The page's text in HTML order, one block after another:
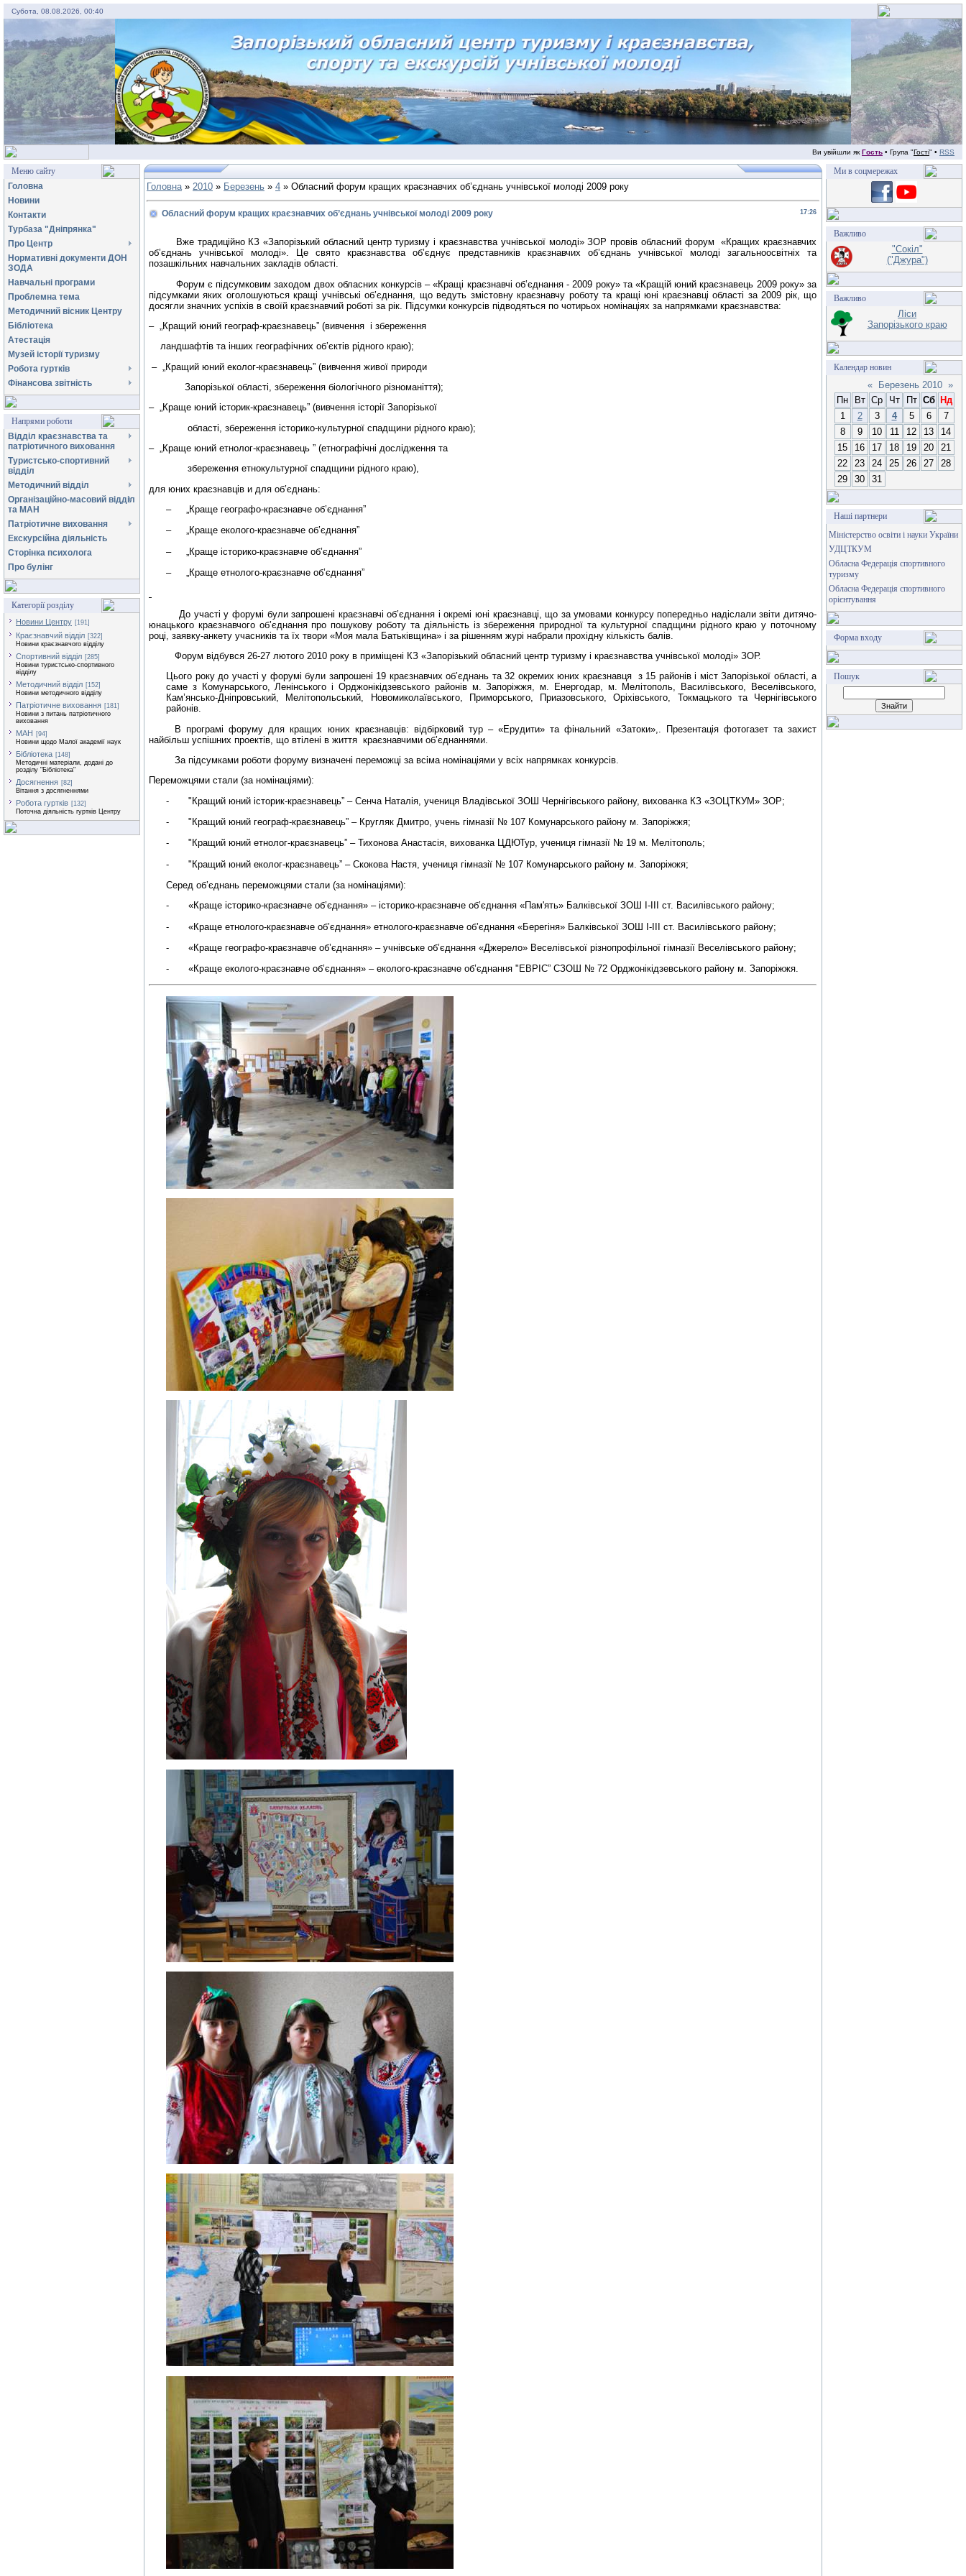
Субота, 08.08.2026, 00:40
Ви увійшли як Гость • Група "Гості" • RSS
Меню сайту
Головна
Новини
Контакти
Турбаза "Дніпрянка"
Про Центр
Нормативні документи ДОН
ЗОДА
Навчальні програми
Проблемна тема
Методичний вісник Центру
Бібліотека
Атестація
Музей історії туризму
Робота гуртків
Фінансова звітність
Напрями роботи
Відділ краєзнавства та
патріотичного виховання
Туристсько-спортивний
відділ
Методичний відділ
Організаційно-масовий відділ
та МАН
Патріотичне виховання
Екскурсійна діяльність
Сторінка психолога
Про булінг
Категорії розділу
Новини Центру [191]
Краєзнавчий відділ [322]
Новини краєзнавчого відділу
Спортивний відділ [285]
Новини туристсько-спортивного
відділу
Методичний відділ [152]
Новини методичного відділу
Патріотичне виховання [181]
Новини з питань патріотичного
виховання
МАН [94]
Новини щодо Малої академії наук
Бібліотека [148]
Методичні матеріали, додані до
розділу "Бібліотека"
Досягнення [82]
Вітання з досягненнями
Робота гуртків [132]
Поточна діяльність гуртків Центру
Головна» 2010 » Березень » 4 » Обласний форум кращих краєзнавчих об’єднань учнівської молоді 2009 року
17:26
Обласний форум кращих краєзнавчих об’єднань учнівської молоді 2009 року
Вже традиційно КЗ «Запорізький обласний центр туризму і краєзнавства учнівської молоді» ЗОР провів обласний форум
«Кращих краєзнавчих
об’єднань учнівської молоді».
Це свято краєзнавства об’єднує представників краєзнавчих об’єднань учнівської молоді загальноосвітніх та
позашкільних навчальних закладів області.
Форум є підсумковим заходом двох обласних конкурсів – «Кращі краєзнавчі об’єднання - 2009 року» та «Кращій юний краєзнавець 2009 року» за
підсумками яких оголошуються кращі учнівські об’єднання, що ведуть змістовну краєзнавчу роботу та кращі юні краєзнавці області за 2009 рік, що
досягли значних успіхів в своїй краєзнавчий роботі за рік. Підсумки конкурсів підводяться по чотирьох номінаціях за напрямками краєзнавства:
–
„Кращий юний географ-краєзнавець” (вивчення і збереження
ландшафтів та інших географічних об’єктів рідного краю);
–
„Кращий юний еколог-краєзнавець” (вивчення живої природи
Запорізької області, збереження біологічного різноманіття);
– „Краще юний історик-краєзнавець” (вивчення історії Запорізької
області, збереження історико-культурної спадщини рідного краю);
–
„Краще юний етнолог-краєзнавець ” (етнографічні дослідження та
збереження етнокультурної спадщини рідного краю),
для юних краєзнавців и для об’єднань:
–
„Краще географо-краєзнавче об’єднання”
–
„Краще еколого-краєзнавче об’єднання”
–
„Краще історико-краєзнавче об’єднання”
–
„Краще етнолого-краєзнавче об’єднання”
До участі у форумі були запрошені краєзнавчі об’єднання і окремі юні краєзнавці, що за умовами конкурсу попередньо надіслали звіти дитячо-
юнацького краєзнавчого об’єднання про пошукову роботу та діяльність із збереження природної та культурної спадщини рідного краю у поточному
році, заявку-анкету учасників та їх твори «Моя мала Батьківщина» і за рішенням журі набрали прохідну кількість балів.
Форум відбувся 26-27 лютого 2010 року в приміщені КЗ «Запорізький обласний центр туризму і краєзнавства учнівської молоді» ЗОР.
Цього року до участі у форумі були запрошені 19 краєзнавчих об’єднань та 32 окремих юних краєзнавця з 15 районів і міст Запорізької області, а
саме з Комунарського, Ленінського і Орджонікідзевського районів м. Запоріжжя, м. Енергодар, м. Мелітополь, Василівського, Веселівського,
Кам’янсько-Дніпровський, Мелітопольський,
Новомиколаївського, Приморського, Приазовського,Оріхівського, Токмацького та Чернігівського
районів.
В програмі форуму для кращих юних краєзнавців: відбірковий тур – «Ерудити» та фінальний «Затоки»,. Презентація фотогазет та захист
найбільш успішних проектів, що втілені в життя краєзнавчими об’єднаннями.
За підсумками роботи форуму визначені переможці за всіма номінаціями у всіх напрямках конкурсів.
Переможцями стали (за номінаціями):
-
"Кращий юний історик-краєзнавець” – Сенча Наталія, учениця Владівської ЗОШ Чернігівського району, вихованка КЗ «ЗОЦТКУМ» ЗОР;
-
"Кращий юний географ-краєзнавець” – Кругляк Дмитро, учень гімназії № 107 Комунарського району м. Запоріжжя;
-
"Кращий юний етнолог-краєзнавець” – Тихонова Анастасія, вихованка ЦДЮТур, учениця гімназії № 19 м. Мелітополь;
-
"Кращий юний еколог-краєзнавець” – Скокова Настя, учениця гімназії № 107 Комунарського району м. Запоріжжя;
Серед об’єднань переможцями стали (за номінаціями):
-
«Краще історико-краєзнавче об’єднання» – історико-краєзнавче об’єднання «Пам'ять» Балківської ЗОШ І-ІІІ ст. Василівського району;
-
«Краще етнолого-краєзнавче об’єднання» етнолого-краєзнавче об’єднання «Берегіня» Балківської ЗОШ І-ІІІ ст. Василівського району;
-
«Краще географо-краєзнавче об’єднання» – учнівське об’єднання «Джерело» Веселівської різнопрофільної гімназії Веселівського району;
-
«Краще еколого-краєзнавче об’єднання» – еколого-краєзнавче об’єднання "ЕВРІС” СЗОШ № 72 Орджонікідзевського району м. Запоріжжя.
Ми в соцмережах
Важливо
"Сокіл"
("Джура")
Важливо
Ліси
Запорізького краю
Календар новин
« Березень 2010 »
Пн
Вт Ср Чт Пт Сб
Нд
1
2 3 4 5 6
7
8
9 10 11 12 13
14
15
16 17 18 19 20
21
22
23 24 25 26 27
28
29
30 31
Наші партнери
Міністерство освіти і науки України
УДЦТКУМ
Обласна Федерація спортивного
туризму
Обласна Федерація спортивного
орієнтування
Форма входу
Пошук